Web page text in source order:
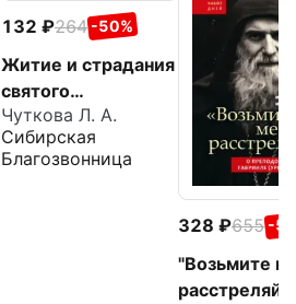
132 264 -50%
Житие и страдания
святого
великомученика
Евстафия Плакиды
Чуткова Л. А.
Сибирская
Благозвонница
328 655 -
"Возьмите